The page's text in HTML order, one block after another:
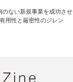
ない新規事業を成功させ
用性と厳密性のジレン